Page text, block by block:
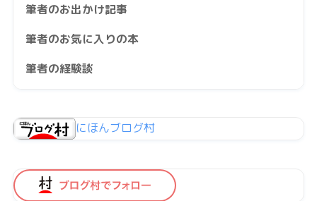
筆者のお出かけ記事
筆者のお気に入りの本
筆者の経験談
にほんブログ村